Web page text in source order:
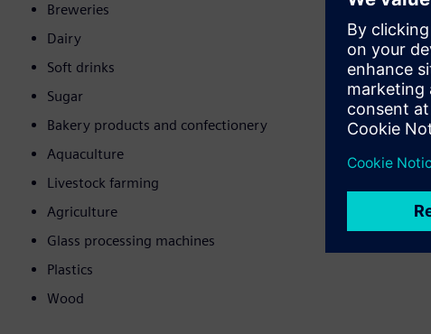
Breweries
Dairy
Soft drinks
Sugar
Bakery products and confectionery
Aquaculture
Livestock farming
Agriculture
Glass processing machines
Plastics
Wood